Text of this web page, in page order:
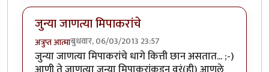
जुन्या जाणत्या मिपाकरांचे
अत्रुप्त आत्माबुधवार, 06/03/2013 23:57
जुन्या जाणत्या मिपाकरांचे धागे कित्ती छान असतात... ;-)